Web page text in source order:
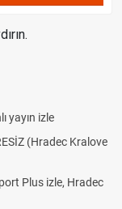
yayın izle
(Hradec Kralove
Plus izle, Hradec